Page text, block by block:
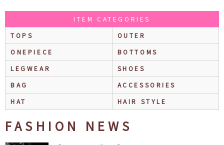
ITEM CATEGORIES
TOPS
OUTER
ONEPIECE
BOTTOMS
LEGWEAR
SHOES
BAG
ACCESSORIES
HAT
HAIR STYLE
FASHION NEWS